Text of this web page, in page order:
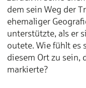
dem sein Weg der
ehemaliger
unterstützte, als er
outete. Wie fühlt es
diesem Ort zu sein,
markierte?